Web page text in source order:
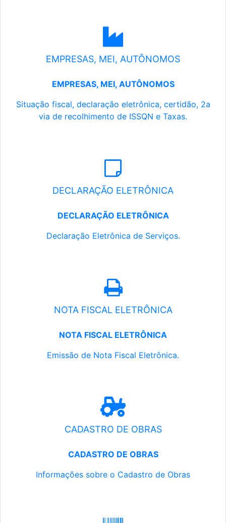
EMPRESAS, MEI, AUTÔNOMOS
EMPRESAS, MEI, AUTÔNOMOS
Situação fiscal, declaração eletrônica, certidão, 2a
via de recolhimento de ISSQN e Taxas.
DECLARAÇÃO ELETRÔNICA
DECLARAÇÃO ELETRÔNICA
Declaração Eletrônica de Serviços.
NOTA FISCAL ELETRÔNICA
NOTA FISCAL ELETRÔNICA
Emissão de Nota Fiscal Eletrônica.
CADASTRO DE OBRAS
CADASTRO DE OBRAS
Informações sobre o Cadastro de Obras